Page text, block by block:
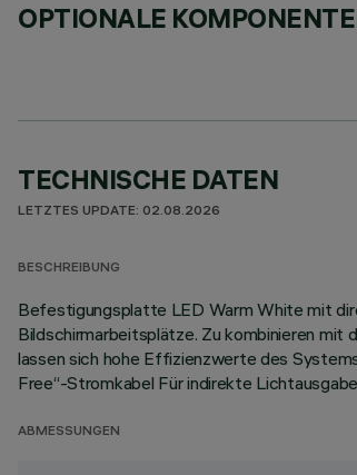
OPTIONALE
TECHNISCHE DATEN
LETZTES UPDATE: 02.08.2026
BESCHREIBUNG
Befestigungsplatte LED Warm White mit
Bildschirmarbeitsplätze. Zu kombinieren mit
lassen sich hohe Effizienzwerte des
Free“-Stromkabel Für indirekte
ABMESSUNGEN